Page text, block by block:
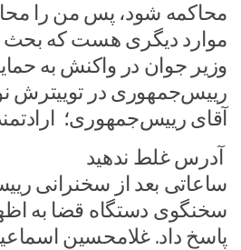
محاکمه شود، پس من را
موارد دیگری هست که
وزیر جوان در واکنش به
رییس‌جمهوری در توییترش
آقای رییس‌جمهوری؛
آدرس غلط ندهید
ساعاتی بعد از سخنرانی
سخنگوی دستگاه قضا به
پاسخ داد. غلامحسین